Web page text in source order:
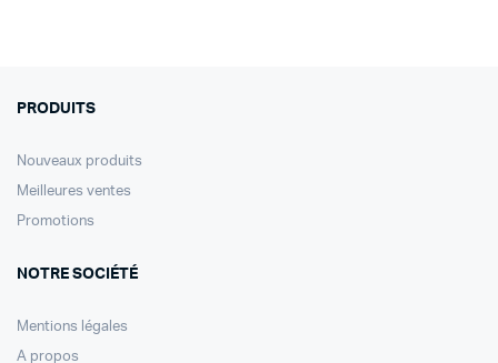
PRODUITS
Nouveaux produits
Meilleures ventes
Promotions
NOTRE SOCIÉTÉ
Mentions légales
A propos